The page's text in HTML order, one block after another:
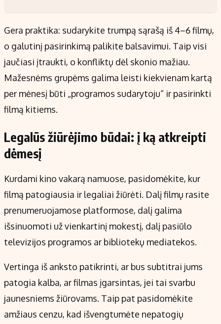
Gera praktika: sudarykite trumpą sąrašą iš 4–6 filmų,
o galutinį pasirinkimą palikite balsavimui. Taip visi
jaučiasi įtraukti, o konfliktų dėl skonio mažiau.
Mažesnėms grupėms galima leisti kiekvienam kartą
per mėnesį būti „programos sudarytoju“ ir pasirinkti
filmą kitiems.
Legalūs žiūrėjimo būdai: į ką atkreipti
dėmesį
Kurdami kino vakarą namuose, pasidomėkite, kur
filmą patogiausia ir legaliai žiūrėti. Dalį filmų rasite
prenumeruojamose platformose, dalį galima
išsinuomoti už vienkartinį mokestį, dalį pasiūlo
televizijos programos ar bibliotekų mediatekos.
Vertinga iš anksto patikrinti, ar bus subtitrai jums
patogia kalba, ar filmas įgarsintas, jei tai svarbu
jaunesniems žiūrovams. Taip pat pasidomėkite
amžiaus cenzu, kad išvengtumėte nepatogių